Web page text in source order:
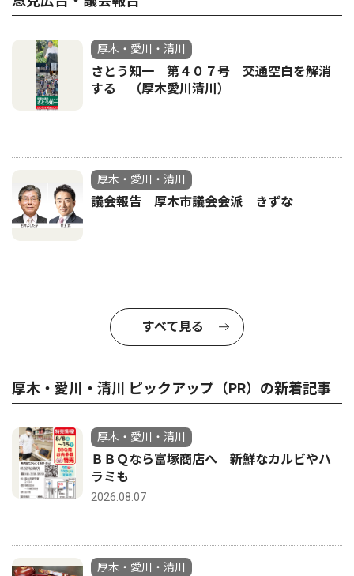
厚木・愛川・清川
さとう知一 第４０７号 交通空白を解消
する （厚木愛川清川）
厚木・愛川・清川
議会報告 厚木市議会会派 きずな
すべて見る
厚木・愛川・清川 ピックアップ（PR）の新着記事
厚木・愛川・清川
ＢＢＱなら富塚商店へ 新鮮なカルビやハ
ラミも
2026.08.07
厚木・愛川・清川